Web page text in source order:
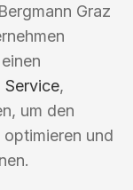
Graz
Service,
um den
und